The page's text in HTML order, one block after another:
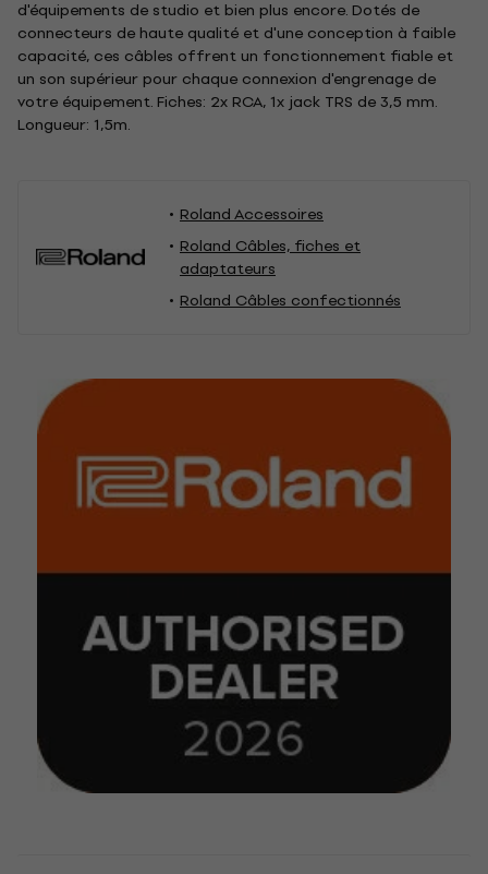
d'équipements de studio et bien plus encore. Dotés de
connecteurs de haute qualité et d'une conception à faible
capacité, ces câbles offrent un fonctionnement fiable et
un son supérieur pour chaque connexion d'engrenage de
votre équipement. Fiches: 2x RCA, 1x jack TRS de 3,5 mm.
Longueur: 1,5m.
Roland Accessoires
Roland Câbles, fiches et
adaptateurs
Roland Câbles confectionnés